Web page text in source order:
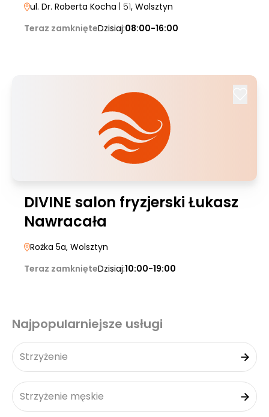
ul. Dr. Roberta Kocha | 51, Wolsztyn
Teraz zamknięteDzisiaj:08:00-16:00
DIVINE salon fryzjerski Łukasz
Nawracała
Rożka 5a, Wolsztyn
Teraz zamknięteDzisiaj:10:00-19:00
Najpopularniejsze usługi
Strzyżenie
Strzyżenie męskie